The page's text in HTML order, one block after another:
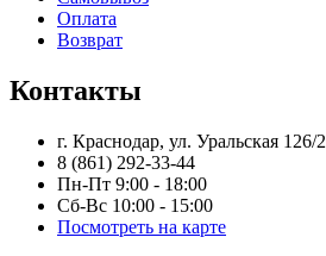
Оплата
Возврат
Контакты
г. Краснодар, ул. Уральская 126/2
8 (861) 292-33-44
Пн-Пт 9:00 - 18:00
Сб-Вс 10:00 - 15:00
Посмотреть на карте